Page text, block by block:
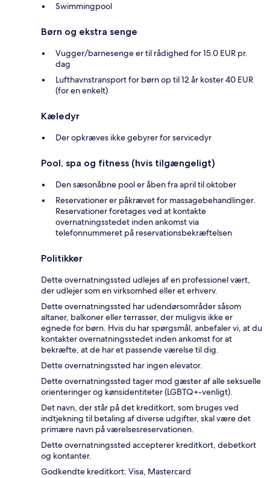
Swimmingpool
Børn og ekstra senge
Vugger/barnesenge er til rådighed for 15.0 EUR pr.
dag
Lufthavnstransport for børn op til 12 år koster 40 EUR
(for en enkelt)
Kæledyr
Der opkræves ikke gebyrer for servicedyr
Pool, spa og fitness (hvis tilgængeligt)
Den sæsonåbne pool er åben fra april til oktober
Reservationer er påkrævet for massagebehandlinger.
Reservationer foretages ved at kontakte
overnatningsstedet inden ankomst via
telefonnummeret på reservationsbekræftelsen
Politikker
Dette overnatningssted udlejes af en professionel vært,
der udlejer som en virksomhed eller et erhverv.
Dette overnatningssted har udendørsområder såsom
altaner, balkoner eller terrasser, der muligvis ikke er
egnede for børn. Hvis du har spørgsmål, anbefaler vi, at du
kontakter overnatningsstedet inden ankomst for at
bekræfte, at de har et passende værelse til dig.
Dette overnatningssted har ingen elevator.
Dette overnatningssted tager mod gæster af alle seksuelle
orienteringer og kønsidentiteter (LGBTQ+-venligt).
Det navn, der står på det kreditkort, som bruges ved
indtjekning til betaling af diverse udgifter, skal være det
primære navn på værelsesreservationen.
Dette overnatningssted accepterer kreditkort, debetkort
og kontanter.
Godkendte kreditkort: Visa, Mastercard